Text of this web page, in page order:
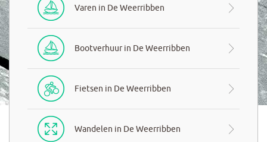
Varen in De Weerribben
Bootverhuur in De Weerribben
Fietsen in De Weerribben
Wandelen in De Weerribben